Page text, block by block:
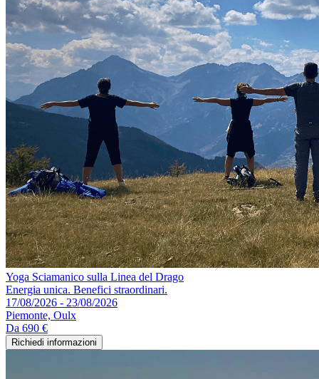
Yoga Sciamanico sulla Linea del Drago
Energia unica. Benefici straordinari.
17/08/2026 - 23/08/2026
Piemonte, Oulx
Da 690 €
Richiedi informazioni